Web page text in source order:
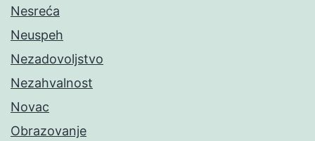
Nesreća
Neuspeh
Nezadovoljstvo
Nezahvalnost
Novac
Obrazovanje